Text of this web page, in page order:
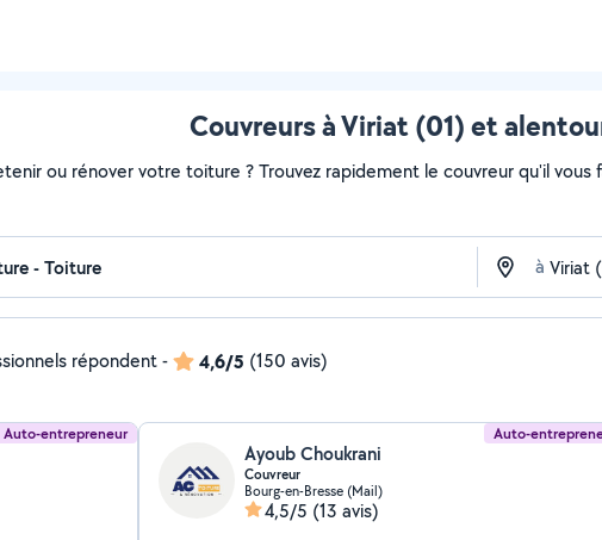
Couvreurs à Viriat (01) et
ou rénover votre toiture ? Trouvez rapidement le couvreur qu'il vous
à
répondent- 4,6/5 (150 avis)
Auto-entrepreneur Auto-
Ayoub Choukrani
Couvreur
Bourg-en-Bresse (Mail)
4,5/5 (13 avis)